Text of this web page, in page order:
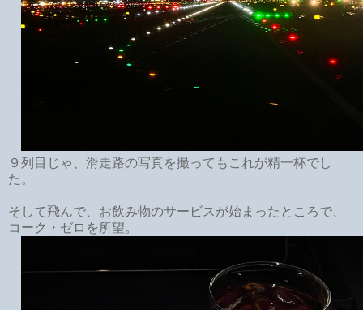
９列目じゃ、滑走路の写真を撮ってもこれが精一杯でし
た。
そして飛んで、お飲み物のサービスが始まったところで、
コーク・ゼロを所望。